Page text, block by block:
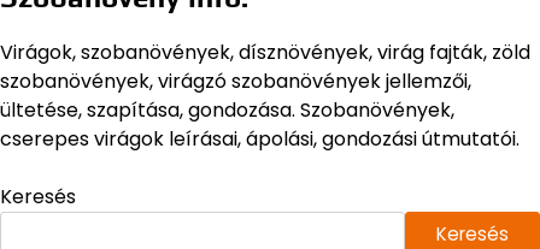
Virágok, szobanövények, dísznövények, virág fajták, zöld
szobanövények, virágzó szobanövények jellemzői,
ültetése, szapítása, gondozása. Szobanövények,
cserepes virágok leírásai, ápolási, gondozási útmutatói.
Keresés
Keresés